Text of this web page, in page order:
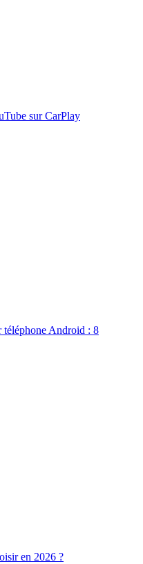
sur CarPlay
Android : 8
en 2026 ?